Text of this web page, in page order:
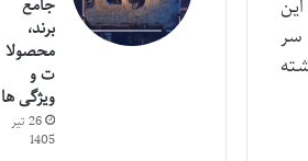
سر
جامع
برند،
محصولا
ت و
ویژگی ها
26 تیر
1405